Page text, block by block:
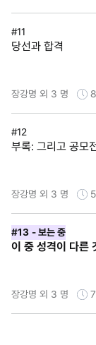
#11
당선과 합격
장강명 외 3 명
#12
부록: 그리고 공모
장강명 외 3 명
#13 - 보는 중
이 중 성격이 다른
장강명 외 3 명